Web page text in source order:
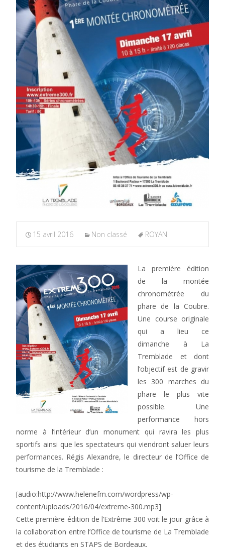
15 avril 2016 Non classé ROYAN
La première édition
de la montée
chronométrée du
phare de la Coubre.
Une course originale
qui a lieu ce
dimanche à La
Tremblade et dont
l’objectif est de gravir
les 300 marches du
phare le plus vite
possible. Une
performance hors
norme à l’intérieur d’un monument qui ravira les plus
sportifs ainsi que les spectateurs qui viendront saluer leurs
performances. Régis Alexandre, le directeur de l’Office de
tourisme de la Tremblade :
[audio:http://www.helenefm.com/wordpress/wp-
content/uploads/2016/04/extreme-300.mp3]
Cette première édition de l’Extrême 300 voit le jour grâce à
la collaboration entre l’Office de tourisme de La Tremblade
et des étudiants en STAPS de Bordeaux.